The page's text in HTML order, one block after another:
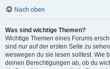
Nach oben
Was sind wichtige Themen?
Wichtige Themen eines Forums
sind nur auf der ersten Seite zu
weswegen du sie lesen solltest. Wie
deinen Berechtigungen ab, ob du